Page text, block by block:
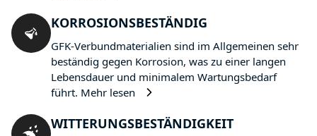
KORROSIONSBESTÄNDIG
GFK-Verbundmaterialien sind im Allgemeinen sehr
beständig gegen Korrosion, was zu einer langen
Lebensdauer und minimalem Wartungsbedarf
führt. Mehr lesen
WITTERUNGSBESTÄNDIGKEIT